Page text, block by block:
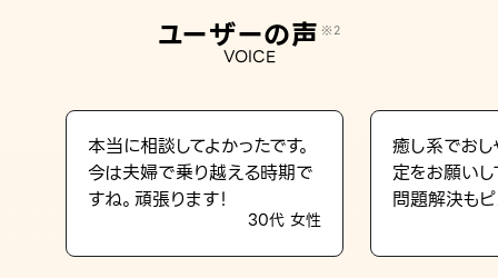
LINE占いを開く
ユーザーの声 ※2
VOICE
本当に相談してよかったです。
今は夫婦で乗り越える時期で
すね。頑張ります！
30代 女性
癒し系でおし
定をお願い
問題解決もピ